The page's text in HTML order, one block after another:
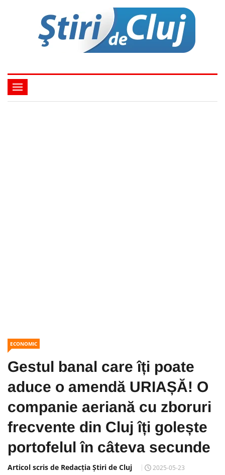
ECONOMIC
Gestul banal care îți poate
aduce o amendă URIAȘĂ! O
companie aeriană cu zboruri
frecvente din Cluj îți golește
portofelul în câteva secunde
Articol scris de Redacția Știri de Cluj
2025-05-23